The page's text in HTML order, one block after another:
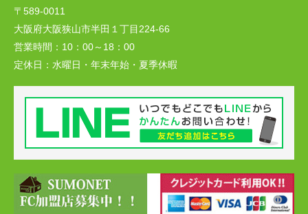
〒589-0011
大阪府大阪狭山市半田１丁目224-66
営業時間： 10：00～18：00
定休日： 水曜日・年末年始・夏季休暇